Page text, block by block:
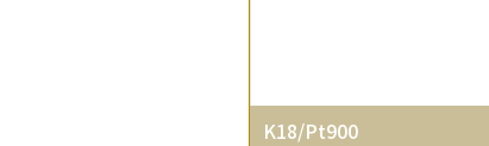
K18/Pt900